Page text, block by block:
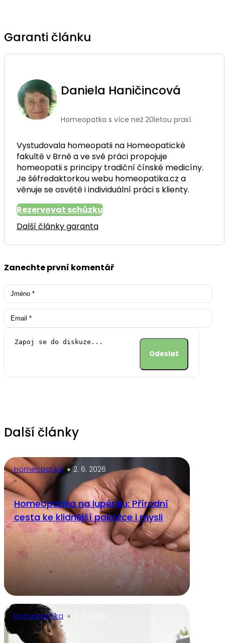
Garanti článku
Daniela Haničincová
Homeopatka s více než 20letou praxí.
Vystudovala homeopatii na Homeopatické
fakultě v Brně a ve své práci propojuje
homeopatii s principy tradiční čínské medicíny.
Je šéfredaktorkou webu homeopatika.cz a
věnuje se osvětě i individuální práci s klienty.
Rezervovat schůzku
Další články garanta
Zanechte první komentář
Další články
Homeopatika 2. 6. 2026
Homeopatika na lupénku: Přírodní
cesta ke klidnější pokožce i mysli
Homeopatika